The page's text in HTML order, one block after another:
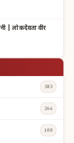
383
266
100